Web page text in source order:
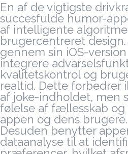
En af de vigtigste
succesfulde humor-
af intelligente
brugercentreret design.
gennem sin iOS-
integrere
kvalitetskontrol og
realtid. Dette forbedrer
af joke-indholdet, men
følelse af fællesskab
appen og dens brugere.
Desuden benytter
dataanalyse til at